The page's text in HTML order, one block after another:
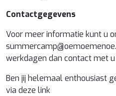
Contactgegevens
Voor meer informatie kunt u
werkdagen dan contact met u
Ben jij helemaal enthousiast
via deze link